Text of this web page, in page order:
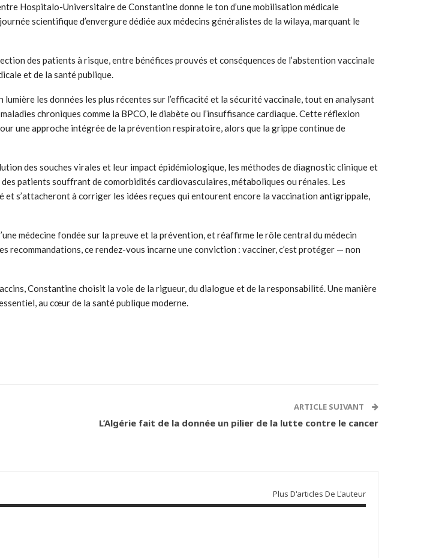
Hospitalo-Universitaire de Constantine donne le ton d’une mobilisation médicale
scientifique d’envergure dédiée aux médecins généralistes de la wilaya, marquant le
des patients à risque, entre bénéfices prouvés et conséquences de l’abstention vaccinale
et de la santé publique.
les données les plus récentes sur l’efficacité et la sécurité vaccinale, tout en analysant
chroniques comme la BPCO, le diabète ou l’insuffisance cardiaque. Cette réflexion
une approche intégrée de la prévention respiratoire, alors que la grippe continue de
des souches virales et leur impact épidémiologique, les méthodes de diagnostic clinique et
patients souffrant de comorbidités cardiovasculaires, métaboliques ou rénales. Les
s’attacheront à corriger les idées reçues qui entourent encore la vaccination antigrippale,
médecine fondée sur la preuve et la prévention, et réaffirme le rôle central du médecin
ce rendez-vous incarne une conviction : vacciner, c’est protéger — non
Constantine choisit la voie de la rigueur, du dialogue et de la responsabilité. Une manière
au cœur de la santé publique moderne.
ARTICLE SUIVANT
L’Algérie fait de la donnée un pilier de la lutte contre le cancer
Plus D'articles De L'auteur